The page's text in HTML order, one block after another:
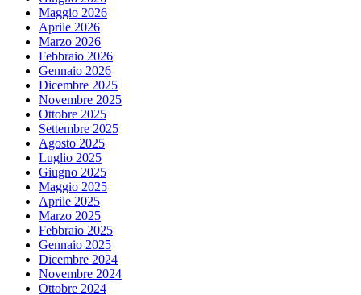
Maggio 2026
Aprile 2026
Marzo 2026
Febbraio 2026
Gennaio 2026
Dicembre 2025
Novembre 2025
Ottobre 2025
Settembre 2025
Agosto 2025
Luglio 2025
Giugno 2025
Maggio 2025
Aprile 2025
Marzo 2025
Febbraio 2025
Gennaio 2025
Dicembre 2024
Novembre 2024
Ottobre 2024